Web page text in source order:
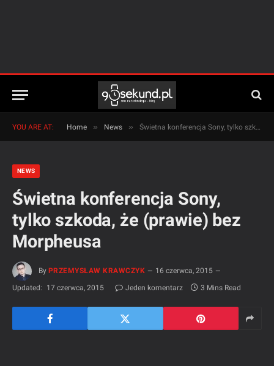
YOU ARE AT: Home » News » Świetna konferencja Sony, tylko szkoda, że (prawie) bez Morpheusa
NEWS
Świetna konferencja Sony,
tylko szkoda, że (prawie) bez
Morpheusa
By PRZEMYSŁAW KRAWCZYK
16 czerwca, 2015
Updated:
17 czerwca, 2015 Jeden komentarz 3 Mins Read